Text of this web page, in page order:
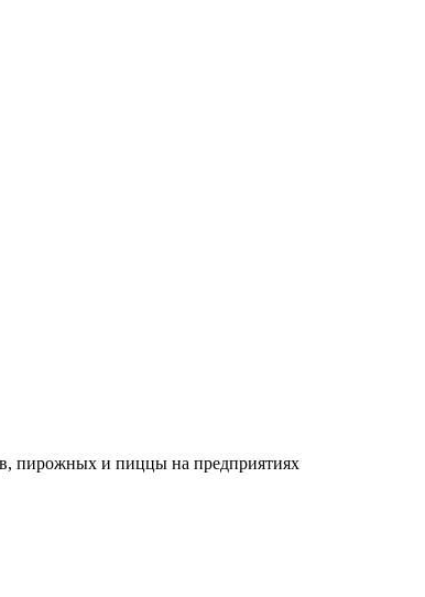
пирожных и пиццы на предприятиях